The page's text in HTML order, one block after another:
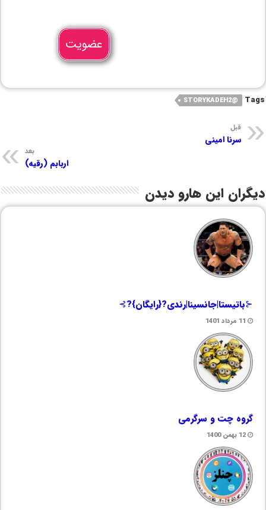
عضویت
Tags
@STORYKADEH2
قبل
سرنا امینی
بعد
اربابم (رقیه)
دیگران این هارو دیدن
⊰باتیستا|جانسینا|رندی?{رایگان}?⊱
11 مرداد 1401
گروه چت و سرگرمی
12 بهمن 1400